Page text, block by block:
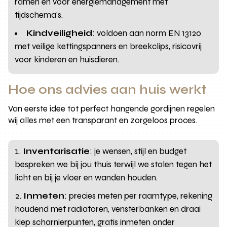
tijdschema’s.
Kindveiligheid: voldoen aan norm EN 13120
met veilige kettingspanners en breekclips, risicovrij
voor kinderen en huisdieren.
Hoe ons advies aan huis werkt
Van eerste idee tot perfect hangende gordijnen regelen
wij alles met een transparant en zorgeloos proces.
Inventarisatie: je wensen, stijl en budget
bespreken we bij jou thuis terwijl we stalen tegen het
licht en bij je vloer en wanden houden.
Inmeten: precies meten per raamtype, rekening
houdend met radiatoren, vensterbanken en draai
kiep scharnierpunten, gratis inmeten onder